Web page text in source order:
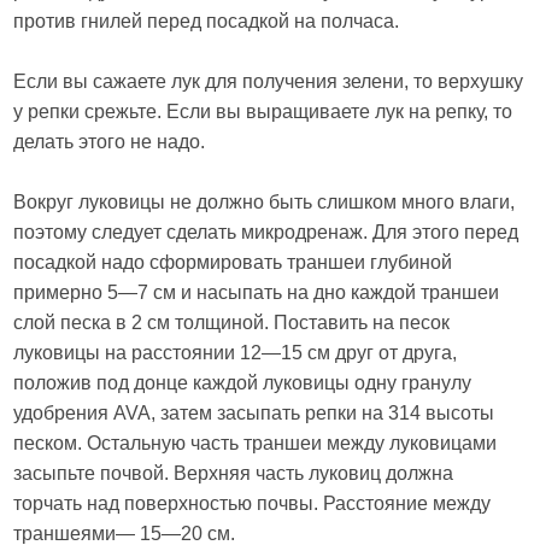
против гнилей перед посадкой на полчаса.
Если вы сажаете лук для получения зелени, то верхушку
у репки срежьте. Если вы выращиваете лук на репку, то
делать этого не надо.
Вокруг луковицы не должно быть слишком много влаги,
поэтому следует сделать микродренаж. Для этого перед
посадкой надо сформировать траншеи глубиной
примерно 5—7 см и насыпать на дно каждой траншеи
слой песка в 2 см толщиной. Поставить на песок
луковицы на расстоянии 12—15 см друг от друга,
положив под донце каждой луковицы одну гранулу
удобрения AVA, затем засыпать репки на 314 высоты
песком. Остальную часть траншеи между луковицами
засыпьте почвой. Верхняя часть луковиц должна
торчать над поверхностью почвы. Расстояние между
траншеями— 15—20 см.